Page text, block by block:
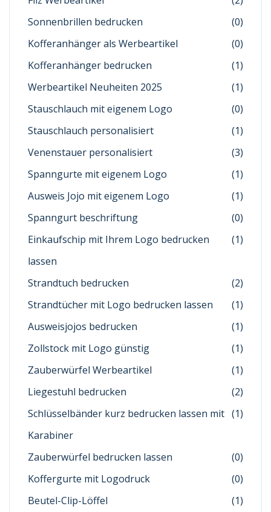
Sonnenbrillen bedrucken
(0)
Kofferanhänger als Werbeartikel
(0)
Kofferanhänger bedrucken
(1)
Werbeartikel Neuheiten 2025
(1)
Stauschlauch mit eigenem Logo
(0)
Stauschlauch personalisiert
(1)
Venenstauer personalisiert
(3)
Spanngurte mit eigenem Logo
(1)
Ausweis Jojo mit eigenem Logo
(1)
Spanngurt beschriftung
(0)
Einkaufschip mit Ihrem Logo bedrucken
lassen
(1)
Strandtuch bedrucken
(2)
Strandtücher mit Logo bedrucken lassen
(1)
Ausweisjojos bedrucken
(1)
Zollstock mit Logo günstig
(1)
Zauberwürfel Werbeartikel
(1)
Liegestuhl bedrucken
(2)
Schlüsselbänder kurz bedrucken lassen mit
Karabiner
(1)
Zauberwürfel bedrucken lassen
(0)
Koffergurte mit Logodruck
(0)
Beutel-Clip-Löffel
(1)